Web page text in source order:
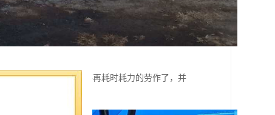
步的发展，工作人员不再耗时耗力的劳作了，并
的正常生活。